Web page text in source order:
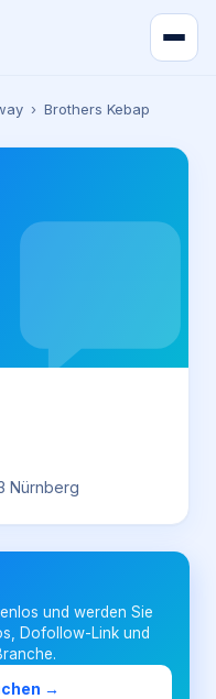
› Brothers Kebap
Nürnberg
und werden Sie
Dofollow-Link und
→